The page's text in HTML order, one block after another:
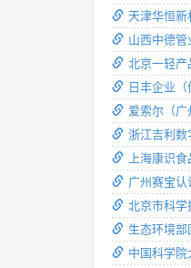
天津华恒新
山西中德管
北京一轻产
日丰企业
爱索尔（广
浙江吉利数
上海康识
广州赛宝认
北京市科学
生态环境
中国科学